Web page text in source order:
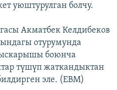
уюштурулган болчу.
Акматбек Келдибеков
отурумунда
боюнча
түшүп жаткандыктан
эле. (EBM)